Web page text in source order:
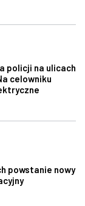
policji na ulicach
celowniku
powstanie nowy